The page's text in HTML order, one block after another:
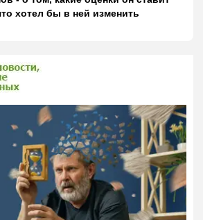
хотел бы в ней изменить